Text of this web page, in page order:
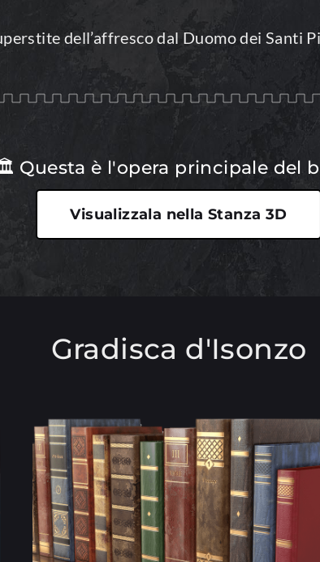
dell’affresco dal Duomo dei Santi
Questa è l'opera principale del
Visualizzala nella Stanza 3D
Gradisca d'Isonzo